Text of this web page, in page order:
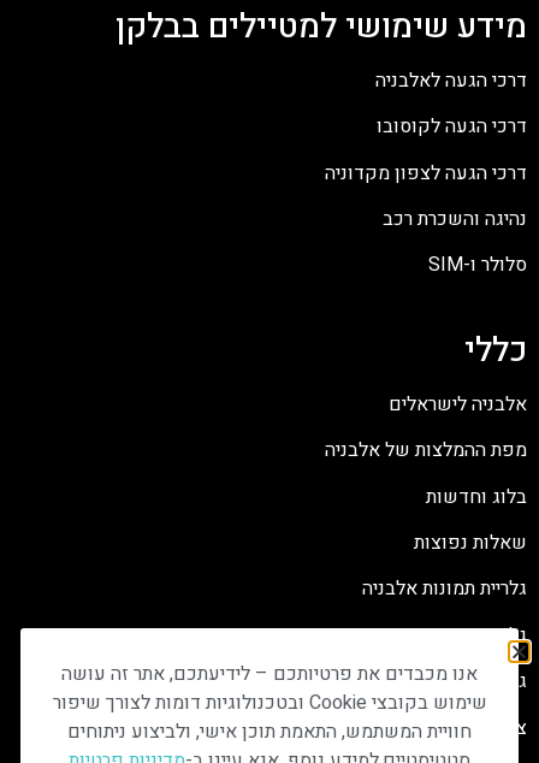
מידע שימושי למטיילים בבלקן
דרכי הגעה לאלבניה
דרכי הגעה לקוסובו
דרכי הגעה לצפון מקדוניה
נהיגה והשכרת רכב
סלולר ו-SIM
כללי
אלבניה לישראלים
מפת ההמלצות של אלבניה
בלוג וחדשות
שאלות נפוצות
גלריית תמונות אלבניה
גלריית תמונות קוסובו
גלריית תמונות צפון מקדוניה
צרו קשר
אנו מכבדים את פרטיותכם – לידיעתכם, אתר זה עושה
שימוש בקובצי Cookie ובטכנולוגיות דומות לצורך שיפור
חוויית המשתמש, התאמת תוכן אישי, ולביצוע ניתוחים